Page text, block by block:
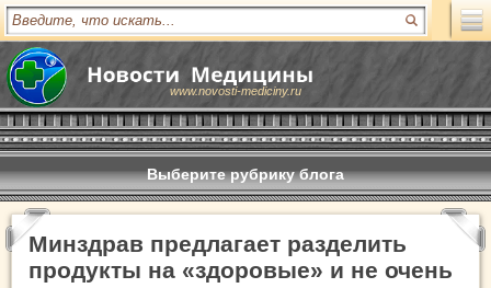
www.novosti-mediciny.ru
Выберите рубрику блога
Минздрав предлагает разделить
продукты на «здоровые» и не очень